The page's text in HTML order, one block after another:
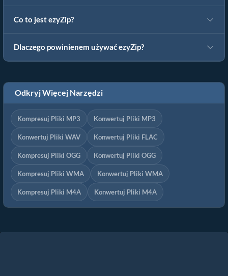
Co to jest ezyZip?
Dlaczego powinienem używać ezyZip?
Odkryj Więcej Narzędzi
Kompresuj Pliki MP3 Konwertuj Pliki MP3
Konwertuj Pliki WAV Konwertuj Pliki FLAC
Kompresuj Pliki OGG Konwertuj Pliki OGG
Kompresuj Pliki WMA Konwertuj Pliki WMA
Kompresuj Pliki M4A Konwertuj Pliki M4A